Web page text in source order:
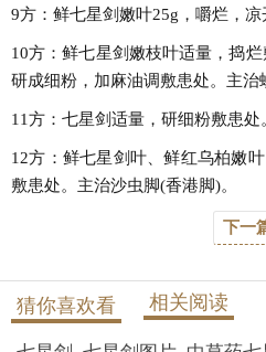
9方：鲜七星剑嫩叶25g，嚼烂，
10方：鲜七星剑嫩枝叶适量，捣
研成细粉，加麻油调敷患处。主治
11方：七星剑适量，研细粉敷患处
12方：鲜七星剑叶、鲜红乌柏嫩
敷患处。主治沙虫脚(香港脚)。
下一
猜你喜欢看 相关阅读